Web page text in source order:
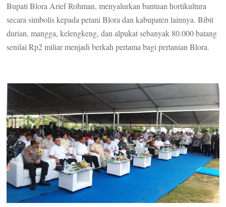
Bupati Blora Arief Rohman, menyalurkan bantuan hortikultura
secara simbolis kepada petani Blora dan kabupaten lainnya. Bibit
durian, mangga, kelengkeng, dan alpukat sebanyak 80.000 batang
senilai Rp2 miliar menjadi berkah pertama bagi pertanian Blora.